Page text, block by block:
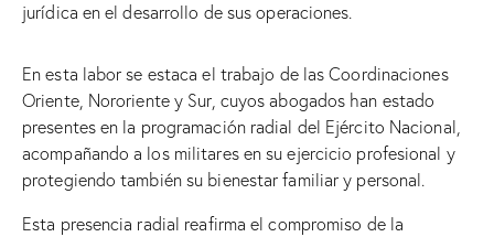
jurídica en el desarrollo de sus operaciones.
En esta labor se estaca el trabajo de las Coordinaciones
Oriente, Nororiente y Sur, cuyos abogados han estado
presentes en la programación radial del Ejército Nacional,
acompañando a los militares en su ejercicio profesional y
protegiendo también su bienestar familiar y personal.
Esta presencia radial reafirma el compromiso de la